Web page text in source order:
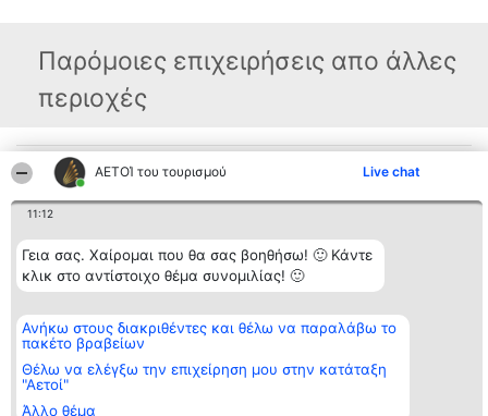
ΑΕΤΟΊ του τουρισμού Live chat
11:12
Γεια σας. Χαίρομαι που θα σας βοηθήσω! 🙂 Κάντε
κλικ στο αντίστοιχο θέμα συνομιλίας! 🙂
Ανήκω στους διακριθέντες και θέλω να παραλάβω το
πακέτο βραβείων
Θέλω να ελέγξω την επιχείρηση μου στην κατάταξη
"Αετοί"
Άλλο θέμα
Παρόμοιες επιχειρήσεις απο άλλες
περιοχές
Διοργανωτής της
κατάταξης
BEAUTIFUL COMPANY
Μονοπρόσωπη ΙΚΕ
2104128019
aetoi@beautifulcompany.co
Κατάταξη
Λίστα όλων
Μεθοδολογία
Όροι &
προϋποθέσεις
ΑΠΟΡΡΗΤΟΥ
Επικοινωνία